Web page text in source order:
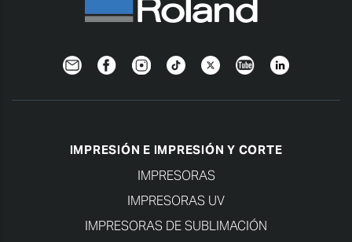
NewsletterFacebookInstagramTikTokTwitterYouTubeLinkedin
IMPRESIÓN E IMPRESIÓN Y CORTE
IMPRESORAS
IMPRESORAS UV
IMPRESORAS DE SUBLIMACIÓN